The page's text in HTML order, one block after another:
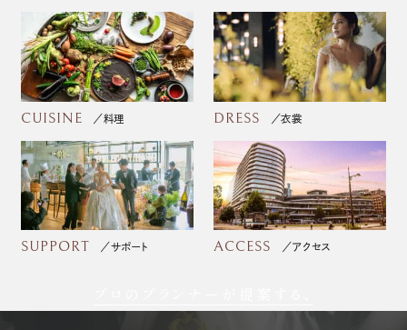
CUISINE 料理 DRESS 衣裳
SUPPORT サポート ACCESS アクセス